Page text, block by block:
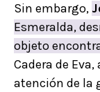
Sin embargo,
Esmeralda,
objeto
Cadera de
atención de la